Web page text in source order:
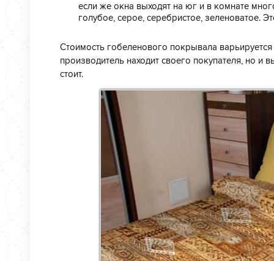
если же окна выходят на юг и в комнате
голубое, серое, серебристое, зеленоватое.
Стоимость гобеленового покрывала
производитель находит своего покупателя, но
стоит.